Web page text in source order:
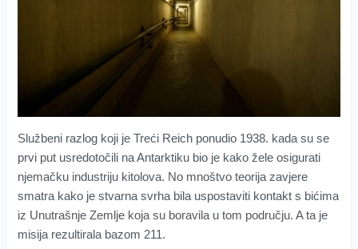
Službeni razlog koji je Treći Reich ponudio 1938. kada su se
prvi put usredotočili na Antarktiku bio je kako žele osigurati
njemačku industriju kitolova. No mnoštvo teorija zavjere
smatra kako je stvarna svrha bila uspostaviti kontakt s bićima
iz Unutrašnje Zemlje koja su boravila u tom području. A ta je
misija rezultirala bazom 211.